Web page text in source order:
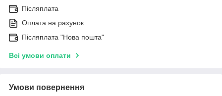
Післяплата
Оплата на рахунок
Післяплата "Нова пошта"
Всі умови оплати
Умови повернення